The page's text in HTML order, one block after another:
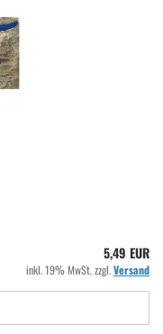
5,49 EUR
inkl. 19% MwSt. zzgl.Versand